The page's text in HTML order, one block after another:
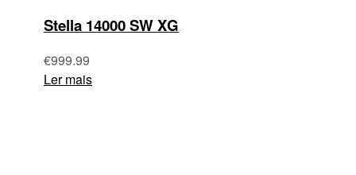
Stella 14000 SW XG
€999.99
Ler mais